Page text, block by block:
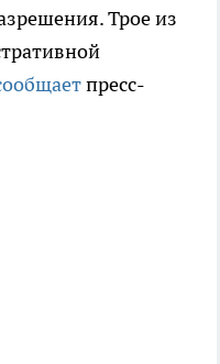
Трое из
пресс-